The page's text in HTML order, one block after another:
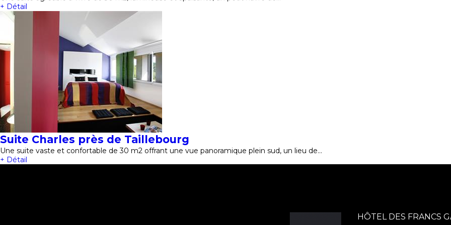
+ Détail
Suite Charles près de Taillebourg
Une suite vaste et confortable de 30 m2 offrant une vue panoramique plein sud, un lieu de…
+ Détail
HÔTEL DES FRANCS